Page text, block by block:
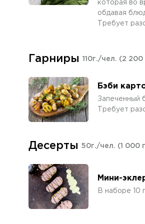
которая во
обдавая
Требует
Гарниры 110г./чел. (2 200
Бэби
Запеченный
Требует
Десерты 50г./чел. (1 000
Мини-
В наборе 10